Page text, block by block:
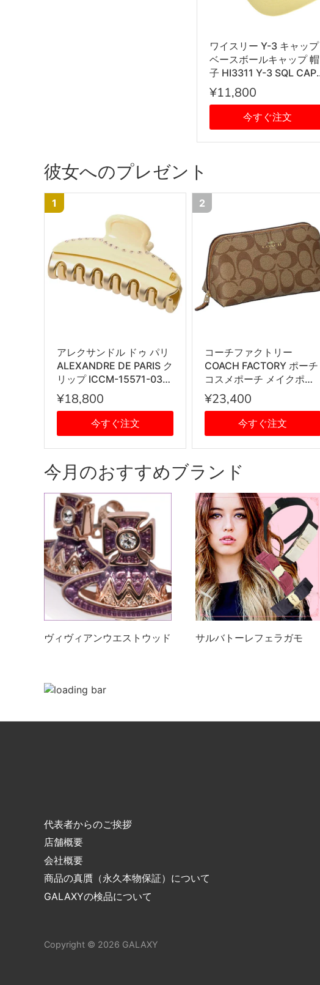
ワイスリー Y-3 キャップ
ベースボールキャップ 帽
子 HI3311 Y-3 SQL CAP
スクエアロゴキャップ
EASYELLOW ライトイエ
¥11,800
今すぐ注文
彼女へのプレゼント
1
アレクサンドル ドゥ パリ
ALEXANDRE DE PARIS ク
リップ ICCM-15571-03
IVO I1 PINCES VENDOME
ヴァンドーム Mサイズ ス
ワロフスキークリスタル
髪留め レディース アイボ
リー系
¥18,800
今すぐ注文
2
コーチファクトリー
COACH FACTORY ポーチ
コスメポーチ メイクポー
チ 53385 IMBDX レディ
ース ブラウン系
¥23,400
今すぐ注文
今月のおすすめブランド
ヴィヴィアンウエストウッド サルバトーレフェラガモ
代表者からのご挨拶
店舗概要
会社概要
商品の真贋（永久本物保証）について
GALAXYの検品について
Copyright © 2026 GALAXY